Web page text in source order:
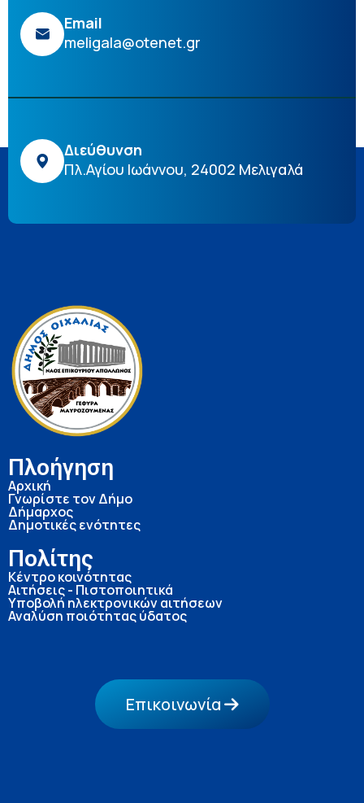
Email
meligala@otenet.gr
Διεύθυνση
Πλ.Αγίου Ιωάννου, 24002 Μελιγαλά
Πλοήγηση
Αρχική
Γνωρίστε τον Δήμο
Δήμαρχος
Δημοτικές ενότητες
Πολίτης
Κέντρο κοινότητας
Αιτήσεις - Πιστοποιητικά
Υποβολή ηλεκτρονικών αιτήσεων
Αναλύση ποιότητας ύδατος
Επικοινωνία